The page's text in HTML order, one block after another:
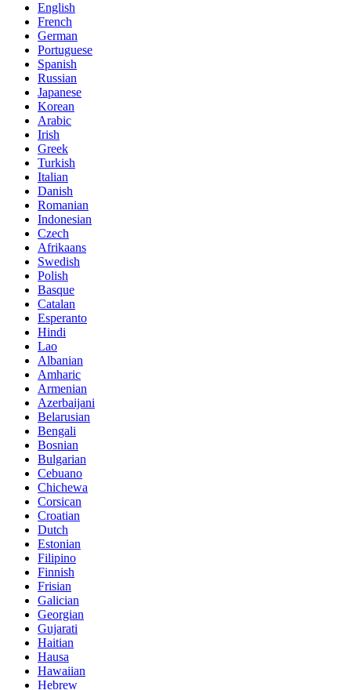
English
French
German
Portuguese
Spanish
Russian
Japanese
Korean
Arabic
Irish
Greek
Turkish
Italian
Danish
Romanian
Indonesian
Czech
Afrikaans
Swedish
Polish
Basque
Catalan
Esperanto
Hindi
Lao
Albanian
Amharic
Armenian
Azerbaijani
Belarusian
Bengali
Bosnian
Bulgarian
Cebuano
Chichewa
Corsican
Croatian
Dutch
Estonian
Filipino
Finnish
Frisian
Galician
Georgian
Gujarati
Haitian
Hausa
Hawaiian
Hebrew